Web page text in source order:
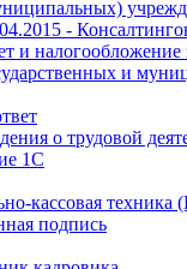
-
и налогообложение
и
о трудовой
1С
кассовая техника
подпись